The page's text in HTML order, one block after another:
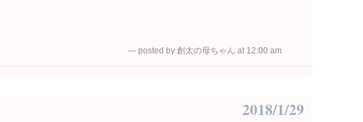
— posted by 創太の母ちゃん at 12:00 am
2018/1/29